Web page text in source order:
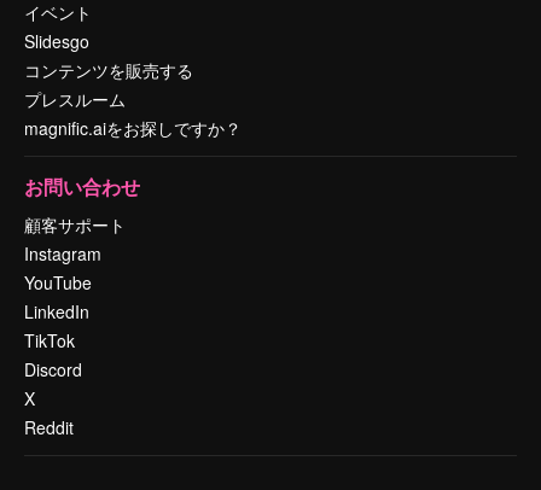
イベント
Slidesgo
コンテンツを販売する
プレスルーム
magnific.aiをお探しですか？
お問い合わせ
顧客サポート
Instagram
YouTube
LinkedIn
TikTok
Discord
X
Reddit